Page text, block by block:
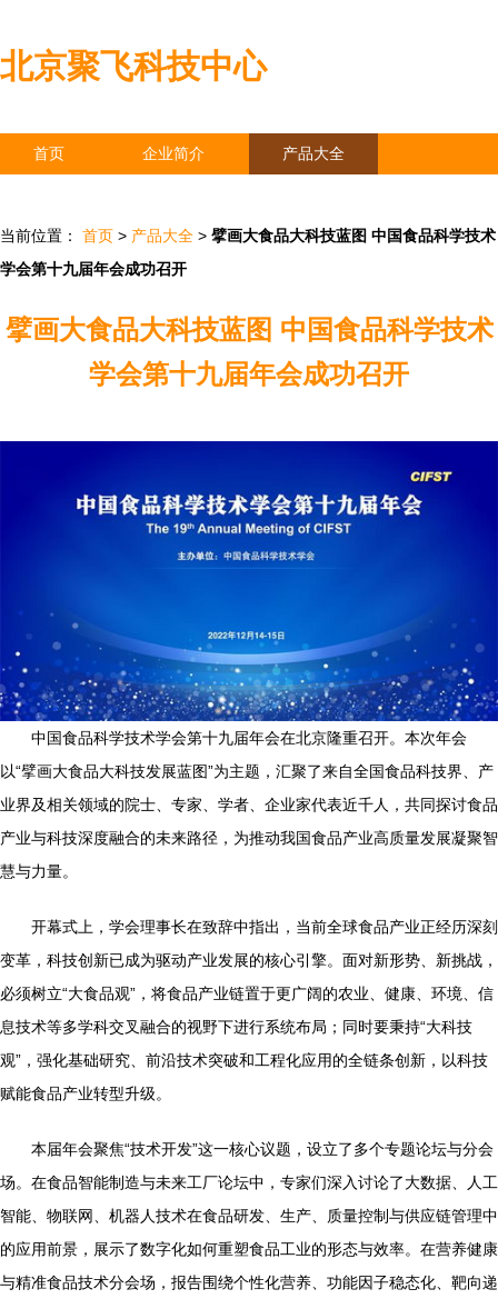
北京聚飞科技中心
首页 企业简介 产品大全
当前位置： 首页 > 产品大全 > 擘画大食品大科技蓝图 中国食品科学技术
学会第十九届年会成功召开
擘画大食品大科技蓝图 中国食品科学技术
学会第十九届年会成功召开
中国食品科学技术学会第十九届年会在北京隆重召开。本次年会
以“擘画大食品大科技发展蓝图”为主题，汇聚了来自全国食品科技界、产
业界及相关领域的院士、专家、学者、企业家代表近千人，共同探讨食品
产业与科技深度融合的未来路径，为推动我国食品产业高质量发展凝聚智
慧与力量。
开幕式上，学会理事长在致辞中指出，当前全球食品产业正经历深刻
变革，科技创新已成为驱动产业发展的核心引擎。面对新形势、新挑战，
必须树立“大食品观”，将食品产业链置于更广阔的农业、健康、环境、信
息技术等多学科交叉融合的视野下进行系统布局；同时要秉持“大科技
观”，强化基础研究、前沿技术突破和工程化应用的全链条创新，以科技
赋能食品产业转型升级。
本届年会聚焦“技术开发”这一核心议题，设立了多个专题论坛与分会
场。在食品智能制造与未来工厂论坛中，专家们深入讨论了大数据、人工
智能、物联网、机器人技术在食品研发、生产、质量控制与供应链管理中
的应用前景，展示了数字化如何重塑食品工业的形态与效率。在营养健康
与精准食品技术分会场，报告围绕个性化营养、功能因子稳态化、靶向递